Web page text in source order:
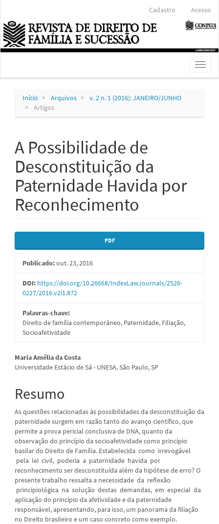
Conteúdo
principal
Barra
Lateral
Cadastro Acesso
Toggle
Início Arquivos
v. 2 n. 1 (2016): JANEIRO/JUNHO
Artigos
A Possibilidade de
Desconstituição da
Paternidade Havida por
Reconhecimento
Barra
lateral
de
artigos
PDF
Publicado:out. 23, 2016
DOI: https://doi.org/10.26668/IndexLawJournals/2526-
0227/2016.v2i1.872
Palavras-chave:
Direito de família contemporâneo, Paternidade, Filiação,
Socioafetividade
Conteúdo
do
artigo
principal
Maria Amélia da Costa
Universidade Estácio de Sá - UNESA, São Paulo, SP
Resumo
As questões relacionadas às possibilidades da desconstituição da
paternidade surgem em razão tanto do avanço científico, que
permite a prova pericial conclusiva de DNA, quanto da
observação do princípio da socioafetividade como princípio
basilar do Direito de Família. Estabelecida como irrevogável
pela lei civil, poderia a paternidade havida por
reconhecimento ser desconstituída além da hipótese de erro? O
presente trabalho ressalta a necessidade da reflexão
principiológica na solução destas demandas, em especial da
aplicação do princípio da afetividade e da paternidade
responsável, apresentando, para isso, um panorama da filiação
no Direito brasileiro e um caso concreto como exemplo.